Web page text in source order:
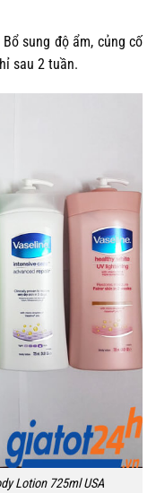
Bổ sung độ ẩm, củng cố
sau 2 tuần.
Lotion 725ml USA